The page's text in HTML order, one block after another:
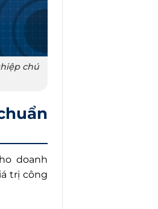
chú
doanh
trị công